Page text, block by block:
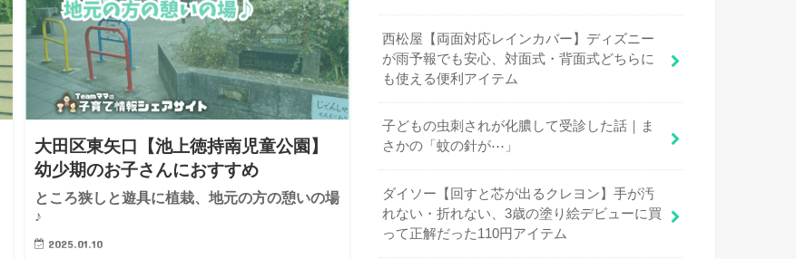
大田区東矢口【池上徳持南児童公園】
幼少期のお子さんにおすすめ
ところ狭しと遊具に植栽、地元の方の憩いの場
♪
2025.01.10
西松屋【両面対応レインカバー】ディズニー
が雨予報でも安心、対面式・背面式どちらに
も使える便利アイテム
子どもの虫刺されが化膿して受診した話｜ま
さかの「蚊の針が⋯」
ダイソー【回すと芯が出るクレヨン】手が汚
れない・折れない、3歳の塗り絵デビューに買
って正解だった110円アイテム